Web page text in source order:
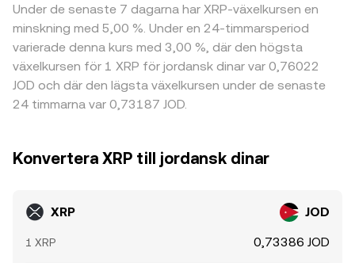
Under de senaste 7 dagarna har XRP-växelkursen en
minskning med 5,00 %. Under en 24-timmarsperiod
varierade denna kurs med 3,00 %, där den högsta
växelkursen för 1 XRP för jordansk dinar var 0,76022
JOD och där den lägsta växelkursen under de senaste
24 timmarna var 0,73187 JOD.
Konvertera XRP till jordansk dinar
XRP JOD
1 XRP 0,73386 JOD